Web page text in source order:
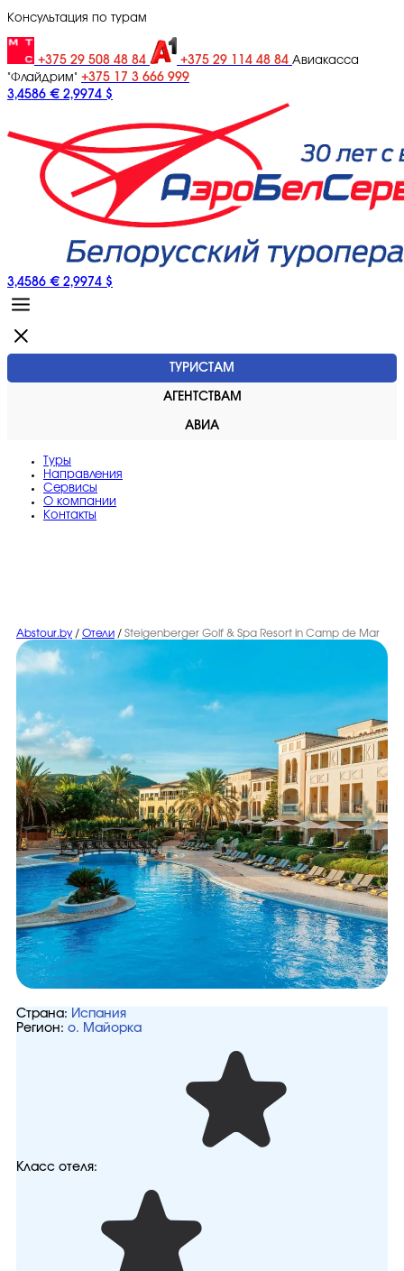
Консультация по турам
+375 29 508 48 84 +375 29 114 48 84 Авиакасса
"Флайдрим" +375 17 3 666 999
3,4586 € 2,9974 $
3,4586 € 2,9974 $
ТУРИСТАМ
АГЕНТСТВАМ
АВИА
Туры
Направления
Сервисы
O компании
Контакты
Abstour.by / Отели / Steigenberger Golf & Spa Resort in Camp de Mar
Страна: Испания
Регион: о. Майорка
Класс отеля: